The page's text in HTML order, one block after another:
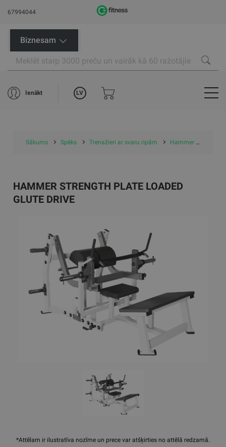
67994044
Biznesam
Ienākt LV
Sākums Spēks Trenažieri ar svaru ripām Hammer Strength Plate Loaded Glute Drive
*Attēlam ir ilustratīva nozīme un prece var atšķirties no attēlā redzamā.
HAMMER STRENGTH PLATE LOADED
GLUTE DRIVE